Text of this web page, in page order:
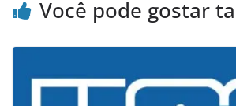
Você pode gostar